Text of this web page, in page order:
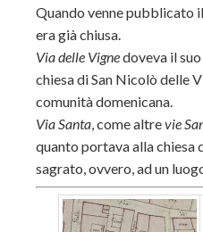
Quando venne pubblicato
era già chiusa.
Via delle Vignedoveva il
chiesa di San Nicolò delle
comunità domenicana.
Via Santa, come altrevie
quanto portava alla chiesa
sagrato, ovvero, ad un